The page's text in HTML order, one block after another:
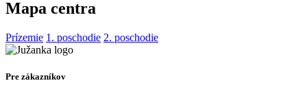
Mapa centra
Prízemie 1. poschodie 2. poschodie
Pre zákazníkov